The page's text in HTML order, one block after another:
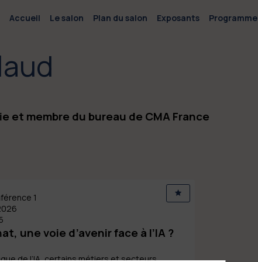
Accueil Le salon Plan du salon Exposants Programme
et membre du bureau de CMA France
1
une voie d’avenir face à l’IA ?
de l’IA, certains métiers et secteurs